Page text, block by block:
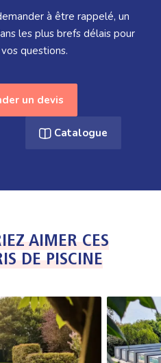
à être rappelé, un
les plus brefs délais pour
questions.
un devis
Catalogue
AIMER CES
DE PISCINE